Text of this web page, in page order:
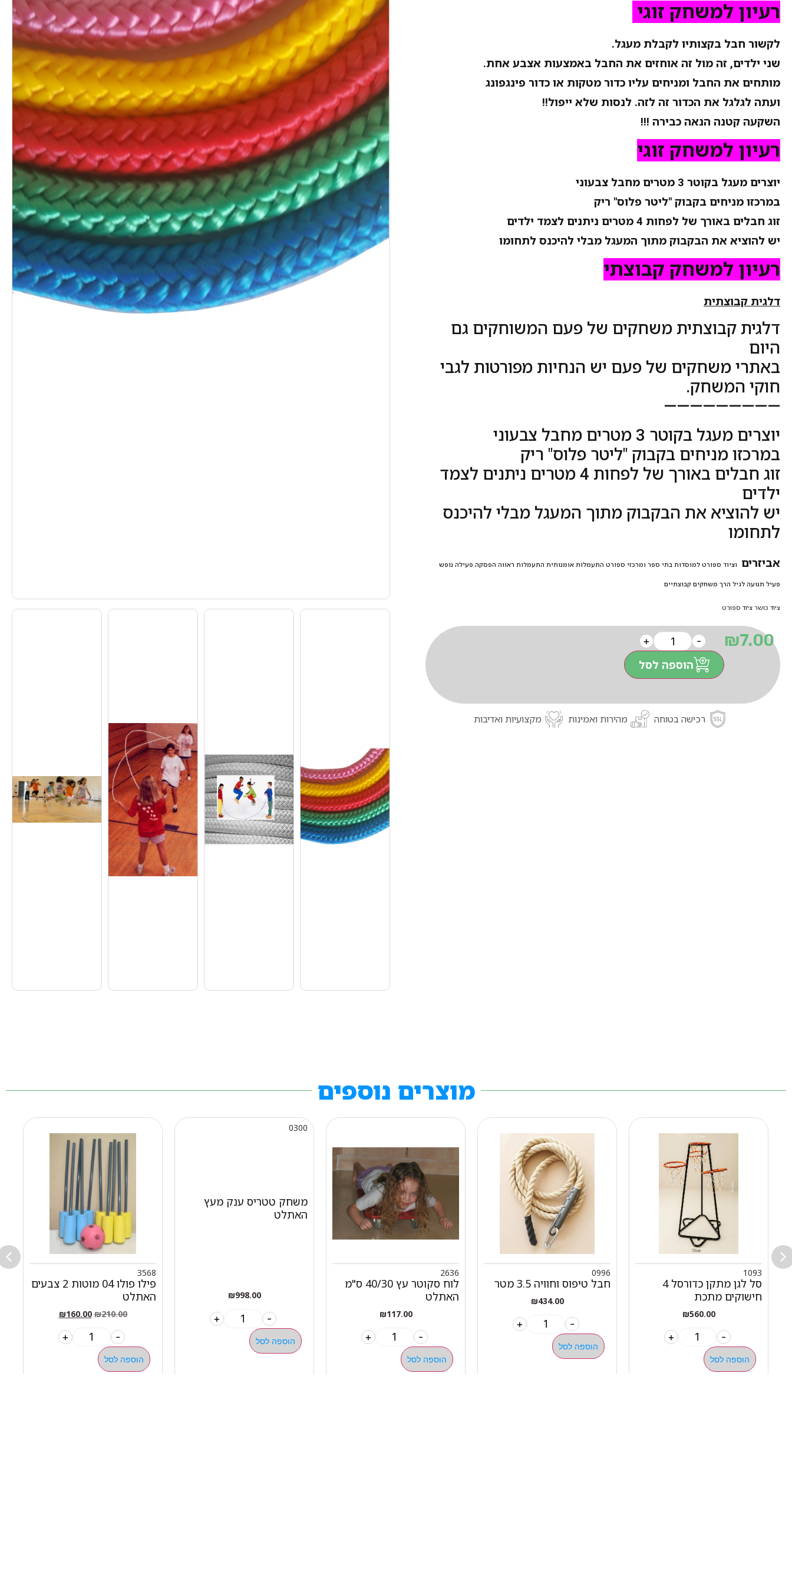
רעיון למשחק זוגי
לקשור חבל בקצותיו לקבלת מעגל.
שני ילדים, זה מול זה אוחזים את החבל באמצעות אצבע אחת.
מותחים את החבל ומניחים עליו כדור מטקות או כדור פינגפונג
ועתה לגלגל את הכדור זה לזה. לנסות שלא ייפול!!
השקעה קטנה הנאה כבירה !!!
רעיון למשחק זוגי
יוצרים מעגל בקוטר 3 מטרים מחבל צבעוני
במרכזו מניחים בקבוק "ליטר פלוס" ריק
זוג חבלים באורך של לפחות 4 מטרים ניתנים לצמד ילדים
יש להוציא את הבקבוק מתוך המעגל מבלי להיכנס לתחומו
רעיון למשחק קבוצתי
דלגית קבוצתית
דלגית קבוצתית משחקים של פעם המשוחקים גם
היום
באתרי משחקים של פעם יש הנחיות מפורטות לגבי
חוקי המשחק.
—————————
יוצרים מעגל בקוטר 3 מטרים מחבל צבעוני
במרכזו מניחים בקבוק "ליטר פלוס" ריק
זוג חבלים באורך של לפחות 4 מטרים ניתנים לצמד
ילדים
יש להוציא את הבקבוק מתוך המעגל מבלי להיכנס
לתחומו
אביזרים וציוד ספורט למוסדות בתי ספר ומרכזי ספורט התעמלות אומנותית התעמלות ראווה הפסקה פעילה נופש
פעיל תנועה לגיל הרך משחקים קבוצתיים
ציוד כושר ציוד ספורט
₪7.00
-
+
הוספה לסל
רכישה בטוחה מהירות ואמינות מקצועיות ואדיבות
מוצרים נוספים
1093
סל לגן מתקן כדורסל 4
חישוקים מתכת
₪560.00
-
+
הוספה לסל
0996
חבל טיפוס וחוויה 3.5 מטר
₪434.00
-
+
הוספה לסל
2636
לוח סקוטר עץ 40/30 ס"מ
האתלט
₪117.00
-
+
הוספה לסל
0300
משחק טטריס ענק מעץ
האתלט
₪998.00
-
+
הוספה לסל
3568
פילו פולו 04 מוטות 2 צבעים
האתלט
₪210.00
₪160.00
-
+
הוספה לסל